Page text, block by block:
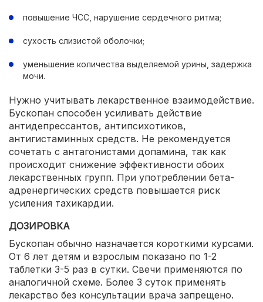
повышение ЧСС, нарушение сердечного ритма;
сухость слизистой оболочки;
уменьшение количества выделяемой урины, задержка
мочи.
Нужно учитывать лекарственное взаимодействие.
Бускопан способен усиливать действие
антидепрессантов, антипсихотиков,
антигистаминных средств. Не рекомендуется
сочетать с антагонистами допамина, так как
происходит снижение эффективности обоих
лекарственных групп. При употреблении бета-
адренергических средств повышается риск
усиления тахикардии.
ДОЗИРОВКА
Бускопан обычно назначается короткими курсами.
От 6 лет детям и взрослым показано по 1-2
таблетки 3-5 раз в сутки. Свечи применяются по
аналогичной схеме. Более 3 суток применять
лекарство без консультации врача запрещено.